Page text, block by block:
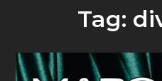
Tag: